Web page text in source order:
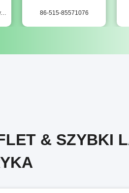
tony@dingxingmachinery.com 86-515-85571076
& SZYBKI